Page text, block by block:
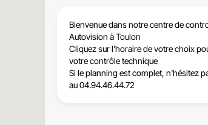
Bienvenue dans notre centre de
Autovision àToulon
Cliquez sur l'horaire de votre choix
votre contrôle technique
Si le planning est complet, n'hésitez
au 04.94.46.44.72